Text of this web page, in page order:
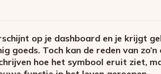
op je dashboard en je krijgt
goeds. Toch kan de reden van
hoe het symbool eruit ziet,